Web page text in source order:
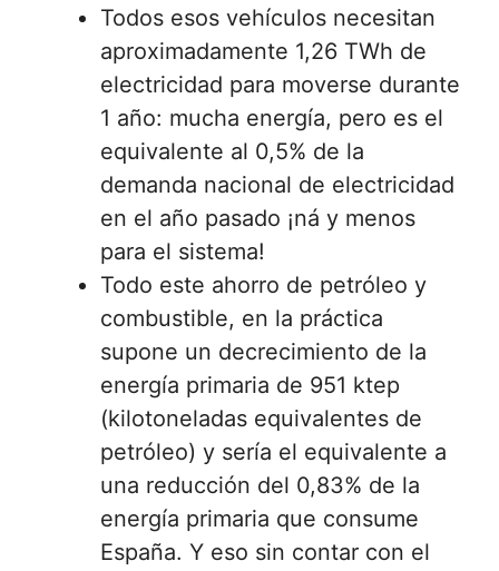
Todos esos vehículos necesitan
aproximadamente 1,26 TWh de
electricidad para moverse durante
1 año: mucha energía, pero es el
equivalente al 0,5% de la
demanda nacional de electricidad
en el año pasado ¡ná y menos
para el sistema!
Todo este ahorro de petróleo y
combustible, en la práctica
supone un decrecimiento de la
energía primaria de 951 ktep
(kilotoneladas equivalentes de
petróleo) y sería el equivalente a
una reducción del 0,83% de la
energía primaria que consume
España. Y eso sin contar con el